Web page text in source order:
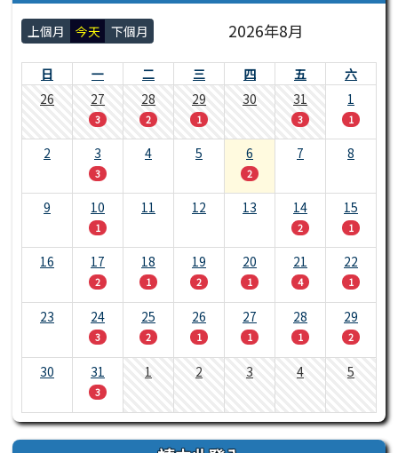
上個月 今天 下個月 2026年8月
日 一 二 三 四 五
六
26
27
3
28
2
29
1
30 31
3
1
1
2 3
3
4 5 6
2
7 8
9 10
1
11 12 13 14
2
15
1
16 17
2
18
1
19
2
20
1
21
4
22
1
23 24
3
25
2
26
1
27
1
28
1
29
2
30 31
3
1 2 3 4 5